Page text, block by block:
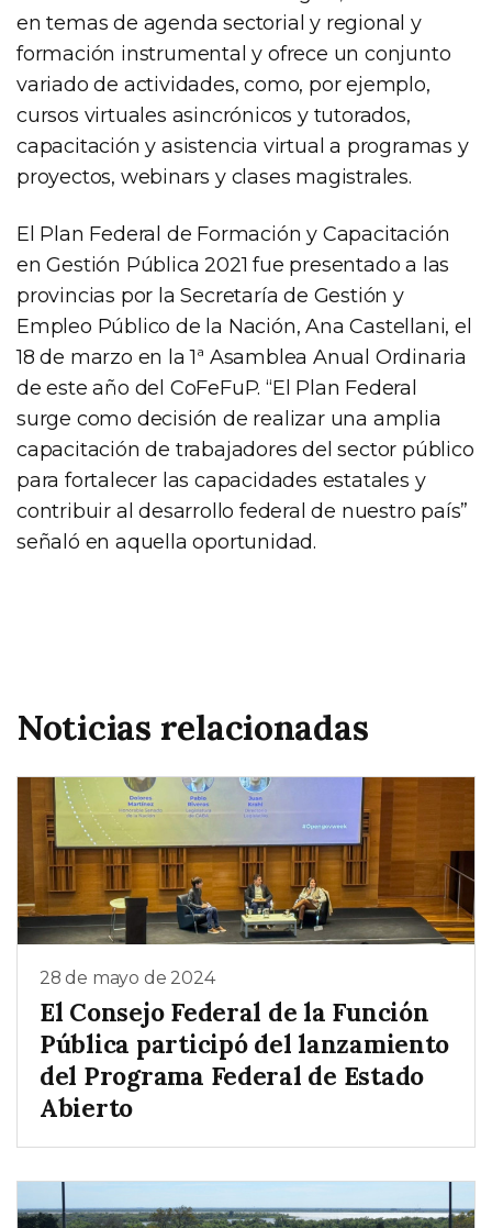
en temas de agenda sectorial y regional y
formación instrumental y ofrece un conjunto
variado de actividades, como, por ejemplo,
cursos virtuales asincrónicos y tutorados,
capacitación y asistencia virtual a programas y
proyectos, webinars y clases magistrales.
El Plan Federal de Formación y Capacitación
en Gestión Pública 2021 fue presentado a las
provincias por la Secretaría de Gestión y
Empleo Público de la Nación, Ana Castellani, el
18 de marzo en la 1ª Asamblea Anual Ordinaria
de este año del CoFeFuP. “El Plan Federal
surge como decisión de realizar una amplia
capacitación de trabajadores del sector público
para fortalecer las capacidades estatales y
contribuir al desarrollo federal de nuestro país”
señaló en aquella oportunidad.
Noticias relacionadas
28 de mayo de 2024
El Consejo Federal de la Función
Pública participó del lanzamiento
del Programa Federal de Estado
Abierto